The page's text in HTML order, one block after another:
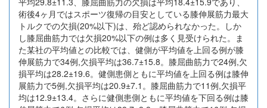
術後4ヶ月ではスポーツ復帰の目安としている膝伸展筋力最大
トルクでの欠損(20%以下)は、殆ど認められなかった。しか
し膝屈曲筋力では欠損20%以下の例は多く見受けられた。ま
た某社の平均値との比較では、健側が平均値を上回る例が膝
伸展筋力で34例,欠損平均は36.7±15.8。膝屈曲筋力で24例,欠
損平均は28.2±19.6。健側患側ともに平均値を上回る例は膝伸
展筋力で5例,欠損平均は20.9±7.1。膝屈曲筋力で11例,欠損平
均は12.9±13.4。さらに健側患側ともに平均値を下回る例は膝